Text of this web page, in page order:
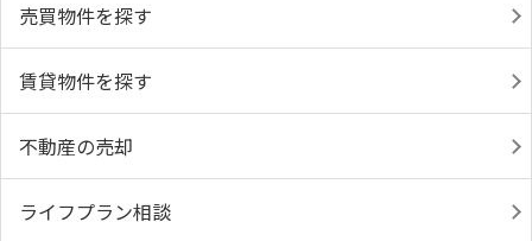
売買物件を探す
賃貸物件を探す
不動産の売却
ライフプラン相談